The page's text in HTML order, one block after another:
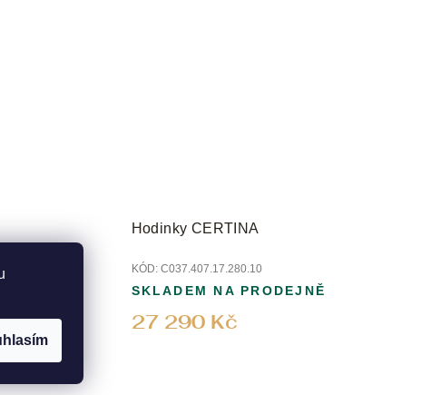
Hodinky CERTINA
KÓD: C037.407.17.280.10
27 290 Kč
SKLADEM NA PRODEJNĚ